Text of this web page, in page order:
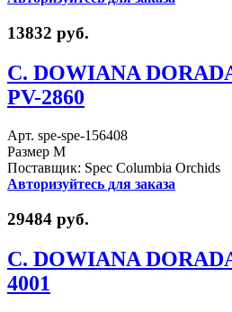
13832 руб.
C. DOWIANA
PV-2860
Арт. spe-spe-156408
Размер M
Поставщик: Spec Columbia Orchids
Авторизуйтесь для заказа
29484 руб.
C. DOWIANA
4001